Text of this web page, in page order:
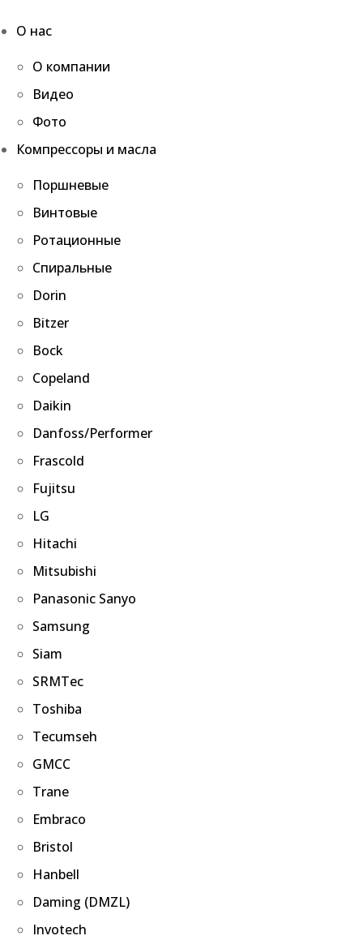
О нас
О компании
Видео
Фото
Компрессоры и масла
Поршневые
Винтовые
Ротационные
Спиральные
Dorin
Bitzer
Bock
Copeland
Daikin
Danfoss/Performer
Frascold
Fujitsu
LG
Hitachi
Mitsubishi
Panasonic Sanyo
Samsung
Siam
SRMTec
Toshiba
Tecumseh
GMCC
Trane
Embraco
Bristol
Hanbell
Daming (DMZL)
Invotech